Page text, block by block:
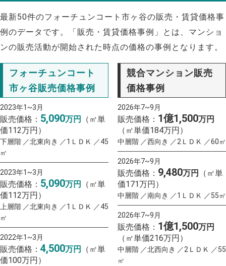
最新50件のフォーチュンコート市ヶ谷の販売・賃貸価格事
例のデータです。「販売・賃貸価格事例」とは、マンショ
ンの販売活動が開始された時点の価格の事例となります。
フォーチュンコート
市ヶ谷販売価格事例
2023年1~3月
販売価格： 5,090万円
（㎡単
価112万円）
下層階 ／北東向き ／1ＬＤＫ ／45
㎡
2023年1~3月
販売価格： 5,090万円
（㎡単
価112万円）
上層階 ／北東向き ／1ＬＤＫ ／45
㎡
2022年1~3月
販売価格： 4,500万円
（㎡単
価100万円）
競合マンション販売
価格事例
2026年7~9月
販売価格： 1億1,500万円
（㎡単価184万円）
中層階 ／西向き ／2ＬＤＫ ／60㎡
2026年7~9月
販売価格： 9,480万円
（㎡単
価171万円）
中層階 ／南向き ／1ＬＤＫ ／55㎡
2026年7~9月
販売価格： 1億1,500万円
（㎡単価216万円）
中層階 ／北西向き ／2ＬＤＫ ／55
㎡